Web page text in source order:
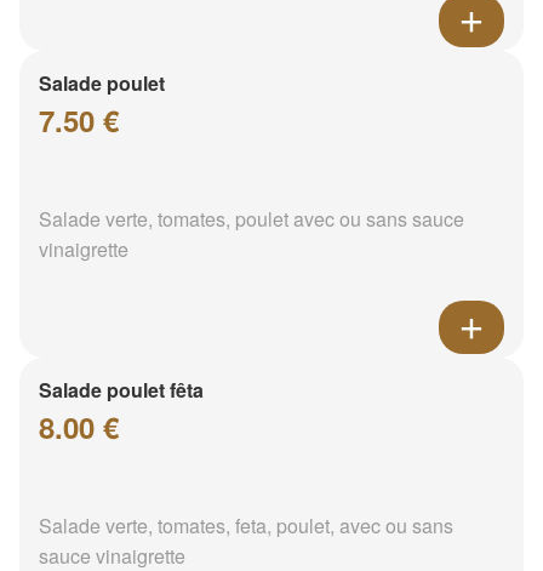
Salade poulet
7.50 €
Salade verte, tomates, poulet avec ou sans sauce
vinaigrette
Salade poulet fêta
8.00 €
Salade verte, tomates, feta, poulet, avec ou sans
sauce vinaigrette